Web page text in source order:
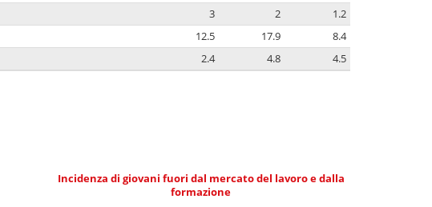
3 2
1.2
12.5 17.9
8.4
2.4 4.8 4.5
Incidenza di giovani fuori dal mercato del lavoro e dalla
formazione